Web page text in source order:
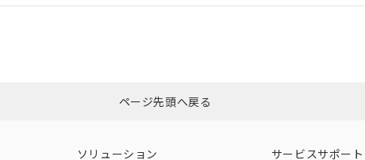
ダウンロードはこちら
（日本
（アメリカ
ページ先頭へ戻る
ソリューション サービスサポート